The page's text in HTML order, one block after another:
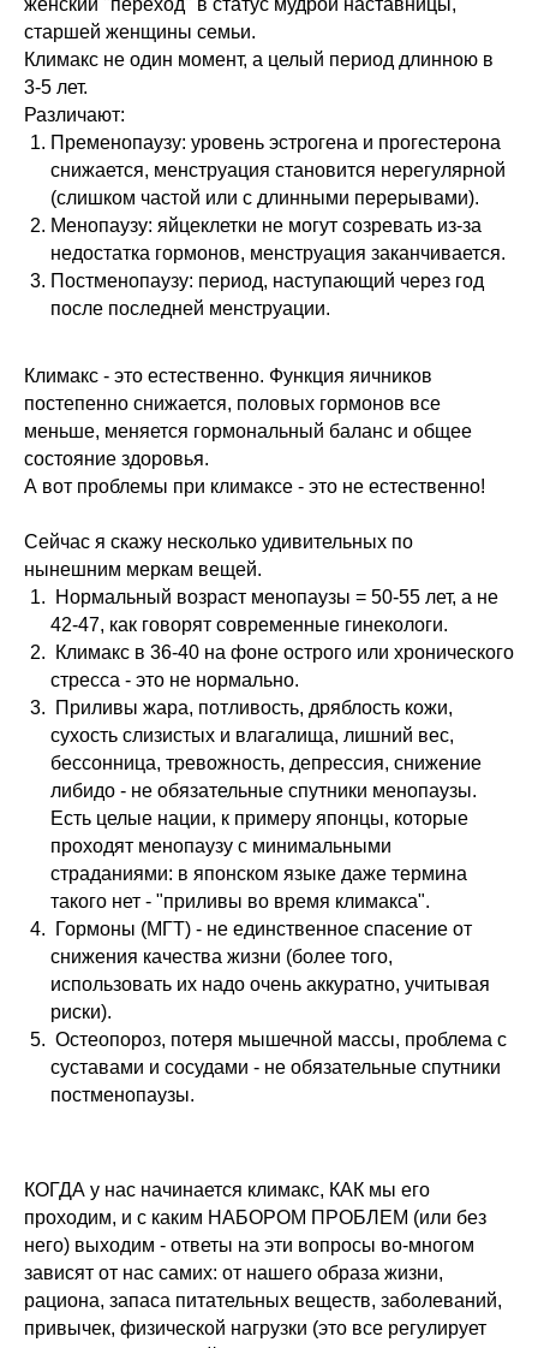
женский "переход" в статус мудрой наставницы,
старшей женщины семьи.
Климакс не один момент, а целый период длинною в
3-5 лет.
Различают:
Пременопаузу: уровень эстрогена и прогестерона
снижается, менструация становится нерегулярной
(слишком частой или с длинными перерывами).
Менопаузу: яйцеклетки не могут созревать из-за
недостатка гормонов, менструация заканчивается.
Постменопаузу: период, наступающий через год
после последней менструации.
Климакс - это естественно. Функция яичников
постепенно снижается, половых гормонов все
меньше, меняется гормональный баланс и общее
состояние здоровья.
А вот проблемы при климаксе - это не естественно!
Сейчас я скажу несколько удивительных по
нынешним меркам вещей.
Нормальный возраст менопаузы = 50-55 лет, а не
42-47, как говорят современные гинекологи.
Климакс в 36-40 на фоне острого или хронического
стресса - это не нормально.
Приливы жара, потливость, дряблость кожи,
сухость слизистых и влагалища, лишний вес,
бессонница, тревожность, депрессия, снижение
либидо - не обязательные спутники менопаузы.
Есть целые нации, к примеру японцы, которые
проходят менопаузу с минимальными
страданиями: в японском языке даже термина
такого нет - "приливы во время климакса".
Гормоны (МГТ) - не единственное спасение от
снижения качества жизни (более того,
использовать их надо очень аккуратно, учитывая
риски).
Остеопороз, потеря мышечной массы, проблема с
суставами и сосудами - не обязательные спутники
постменопаузы.
КОГДА у нас начинается климакс, КАК мы его
проходим, и с каким НАБОРОМ ПРОБЛЕМ (или без
него) выходим​ - ответы на эти вопросы во-многом
зависят от нас самих: от нашего образа жизни,
рациона, запаса питательных веществ, заболеваний,
привычек, физической нагрузки (это все регулирует